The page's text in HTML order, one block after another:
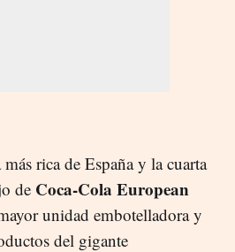
rica de España y la cuarta
de Coca-Cola European
unidad embotelladora y
del gigante